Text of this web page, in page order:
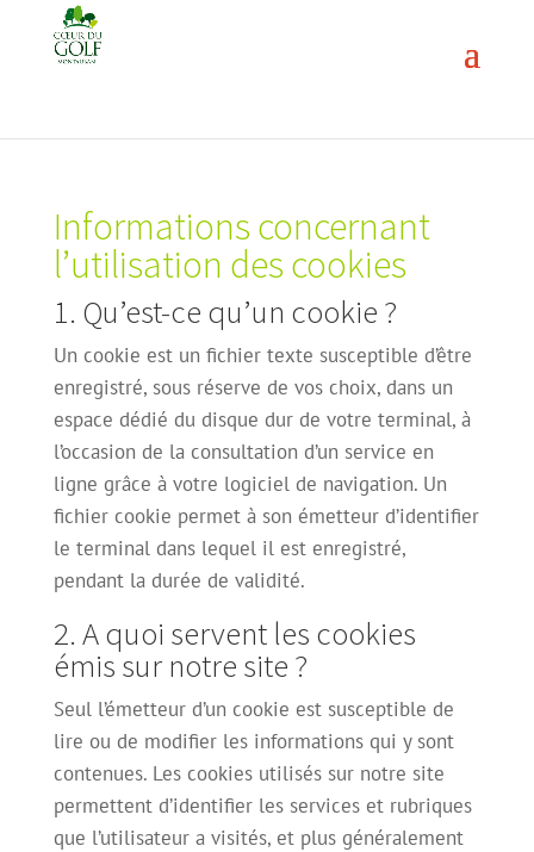
Informations concernant
l’utilisation des cookies
1. Qu’est-ce qu’un cookie ?
Un cookie est un fichier texte susceptible d’être
enregistré, sous réserve de vos choix, dans un
espace dédié du disque dur de votre terminal, à
l’occasion de la consultation d’un service en
ligne grâce à votre logiciel de navigation. Un
fichier cookie permet à son émetteur d’identifier
le terminal dans lequel il est enregistré,
pendant la durée de validité.
2. A quoi servent les cookies
émis sur notre site ?
Seul l’émetteur d’un cookie est susceptible de
lire ou de modifier les informations qui y sont
contenues. Les cookies utilisés sur notre site
permettent d’identifier les services et rubriques
que l’utilisateur a visités, et plus généralement